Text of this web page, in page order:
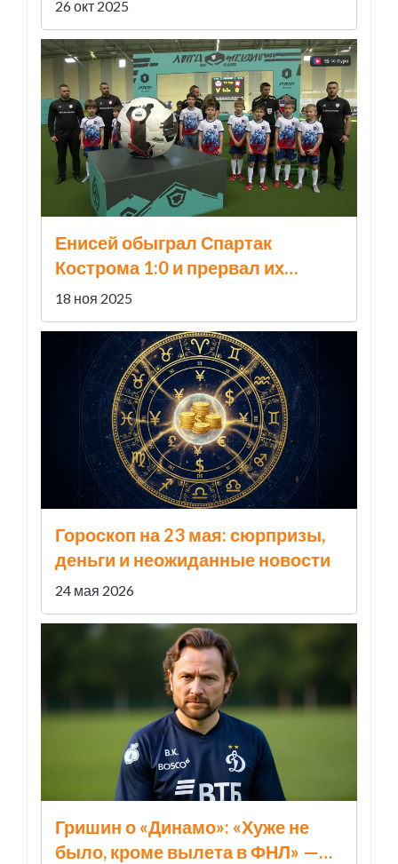
26 окт 2025
Енисей обыграл Спартак
Кострома 1:0 и прервал их
серию без поражений
18 ноя 2025
Гороскоп на 23 мая: сюрпризы,
деньги и неожиданные новости
24 мая 2026
Гришин о «Динамо»: «Хуже не
было, кроме вылета в ФНЛ» —